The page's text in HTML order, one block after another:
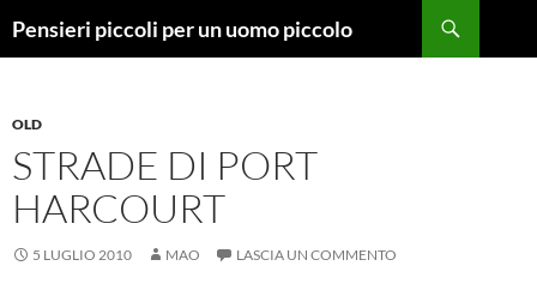
Pensieri piccoli per un uomo piccolo
OLD
STRADE DI PORT
HARCOURT
5 LUGLIO 2010 MAO LASCIA UN COMMENTO